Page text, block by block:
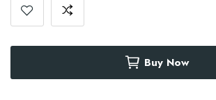
Buy Now